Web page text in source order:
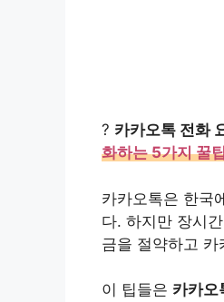
? 카카오톡 전화
화하는 5가지 꿀
카카오톡은 한국
다. 하지만 장시
금을 절약하고
이 팁들은 카카오